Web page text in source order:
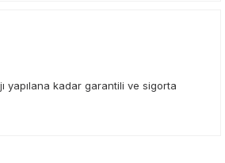
yapılana kadar garantili ve sigorta